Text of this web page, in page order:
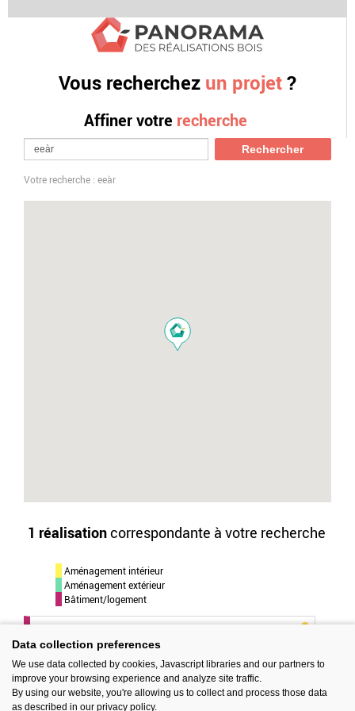
Vous recherchez un projet?
Affiner votre recherche
Votre recherche : eeàr
1 réalisationcorrespondante à votre recherche
Aménagement intérieur
Aménagement extérieur
Bâtiment/logement
Maison EEàR
© ONZE04 ARCHITECTES Siège
Data collection preferences
We use data collected by cookies, Javascript libraries and our partners to
improve your browsing experience and analyze site traffic.
By using our website, you're allowing us to collect and process those data
as described in our privacy policy.